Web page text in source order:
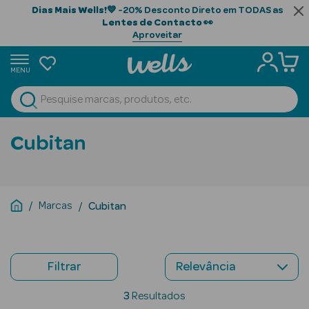
Dias Mais Wells!💙 -20% Desconto Direto em TODAS as
Lentes de Contacto👀
Aproveitar
MENU
Ver Tudo
Beauty Season
Cubitan
Marcas Cubitan
Filtrar
3 Resultados